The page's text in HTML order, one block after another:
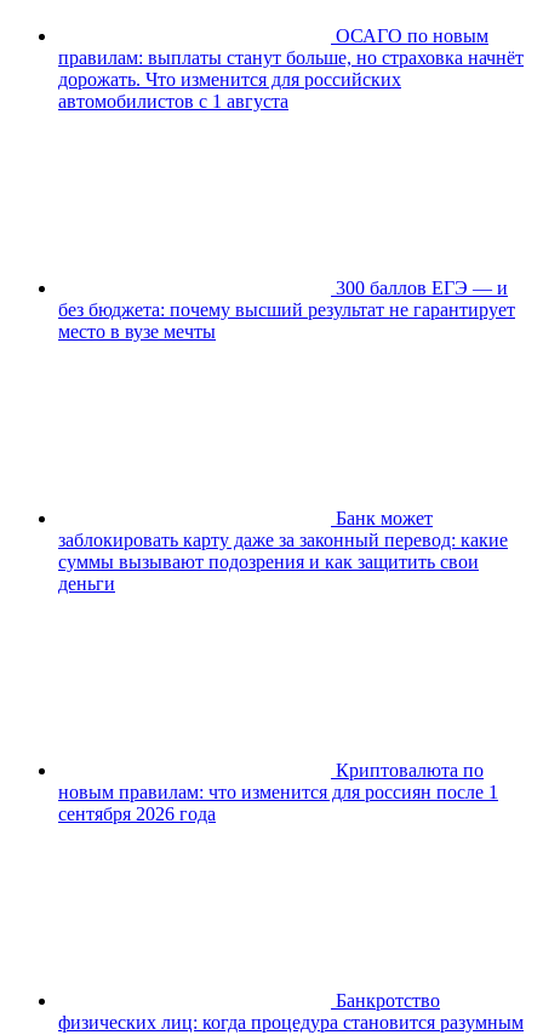
ОСАГО по новым
правилам: выплаты станут больше, но страховка начнёт
дорожать. Что изменится для российских
автомобилистов с 1 августа
300 баллов ЕГЭ — и
без бюджета: почему высший результат не гарантирует
место в вузе мечты
Банк может
заблокировать карту даже за законный перевод: какие
суммы вызывают подозрения и как защитить свои
деньги
Криптовалюта по
новым правилам: что изменится для россиян после 1
сентября 2026 года
Банкротство
физических лиц: когда процедура становится разумным